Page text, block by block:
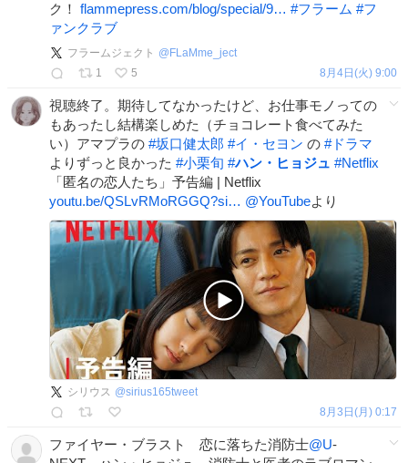
ク！ flammepress.com/blog/special/9… #フラーム #フ
ァンクラブ
フラームジェクト @ FLaMme_ject
1
5 8月4日(火) 9:00
視聴終了。期待してなかったけど、お仕事モノっての
もあったし結構楽しめた（チョコレート食べてみた
い）アマプラの #坂口健太郎 #イ・セヨン の #ドラマ
よりずっと良かった #小栗旬 #ハン・ヒョジュ #Netflix
「匿名の恋人たち」予告編 | Netflix
youtu.be/QSLvRMoRGGQ?si… @YouTubeより
シリウス @sirius165tweet
8月3日(月) 0:17
ファイヤー・ブラスト 恋に落ちた消防士@U-